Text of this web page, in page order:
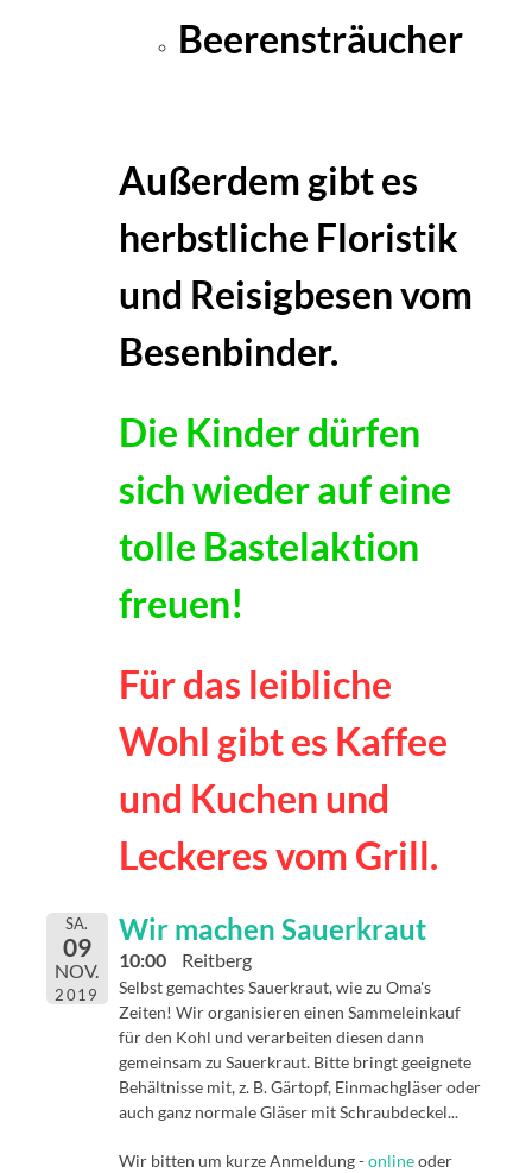
Beerensträucher
Außerdem gibt es
herbstliche Floristik
und Reisigbesen vom
Besenbinder.
Die Kinder dürfen
sich wieder auf eine
tolle Bastelaktion
freuen!
Für das leibliche
Wohl gibt es Kaffee
und Kuchen und
Leckeres vom Grill.
SA.
09
NOV.
2019
Wir machen Sauerkraut
10:00 Reitberg
Selbst gemachtes Sauerkraut, wie zu Oma's
Zeiten! Wir organisieren einen Sammeleinkauf
für den Kohl und verarbeiten diesen dann
gemeinsam zu Sauerkraut. Bitte bringt geeignete
Behältnisse mit, z. B. Gärtopf, Einmachgläser oder
auch ganz normale Gläser mit Schraubdeckel...
Wir bitten um kurze Anmeldung -onlineoder